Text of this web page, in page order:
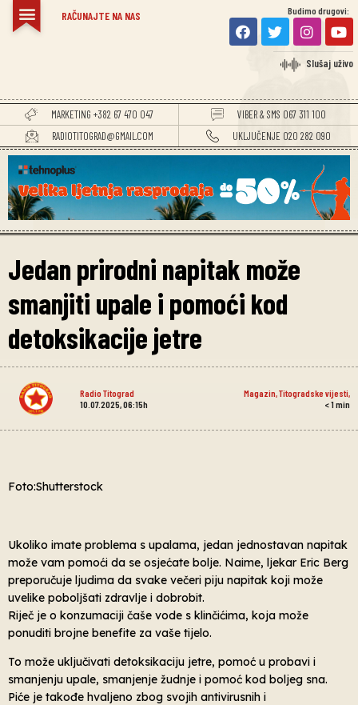
RAČUNAJTE NA NAS Budimo drugovi:
Slušaj uživo
MARKETING +382 67 470 047
VIBER & SMS 067 311 100
RADIOTITOGRAD@GMAIL.COM
UKLJUČENJE 020 282 090
Jedan prirodni napitak može
smanjiti upale i pomoći kod
detoksikacije jetre
Radio Titograd Magazin Titogradske vijesti,
10.07.2025, 06:15h
< 1 min
Foto:Shutterstock
Ukoliko imate problema s upalama, jedan jednostavan napitak
može vam pomoći da se osjećate bolje. Naime, ljekar Eric Berg
preporučuje ljudima da svake večeri piju napitak koji može
uvelike poboljšati zdravlje i dobrobit.
Riječ je o konzumaciji čaše vode s klinčićima, koja može
ponuditi brojne benefite za vaše tijelo.
To može uključivati detoksikaciju jetre, pomoć u probavi i
smanjenju upale, smanjenje žudnje i pomoć kod boljeg sna.
Piće je takođe hvaljeno zbog svojih antivirusnih i